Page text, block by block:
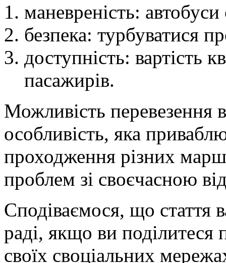
маневреність:
безпека: турбуватися
доступність: вартість
пасажирів.
Можливість перевезення
особливість, яка
проходження різних
проблем зі своєчасною
Сподіваємося, що стаття
раді, якщо ви
своїх своціальних